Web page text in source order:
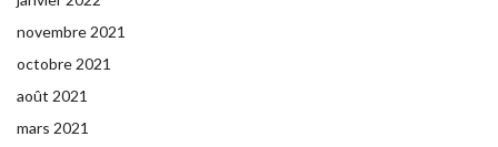
novembre 2021
octobre 2021
août 2021
mars 2021